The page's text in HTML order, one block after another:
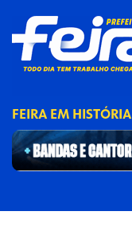
FEIRA EM HISTÓRIA